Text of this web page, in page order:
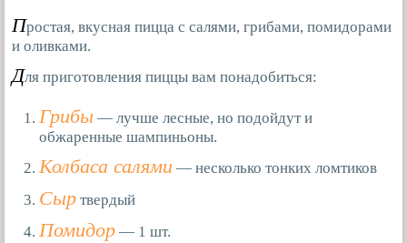
Простая, вкусная пицца с салями, грибами, помидорами
и оливками.
Для приготовления пиццы вам понадобиться:
Грибы — лучше лесные, но подойдут и
обжаренные шампиньоны.
Колбаса салями — несколько тонких ломтиков
Сыр твердый
Помидор — 1 шт.